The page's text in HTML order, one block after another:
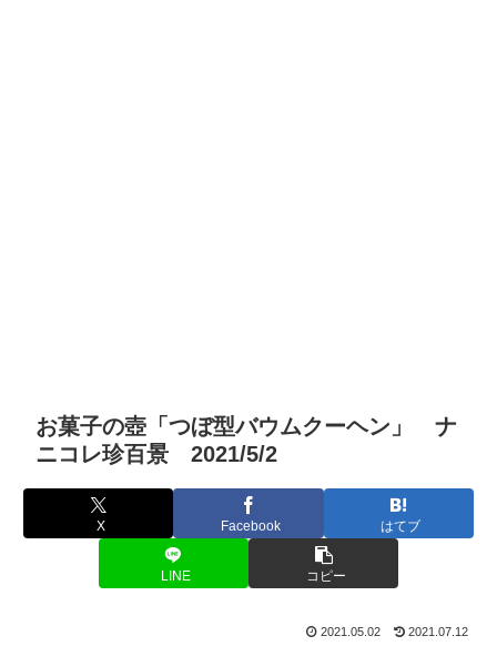
お菓子の壺「つぼ型バウムクーヘン」 ナ
ニコレ珍百景 2021/5/2
X Facebook はてブ
LINE コピー
2021.05.02 2021.07.12